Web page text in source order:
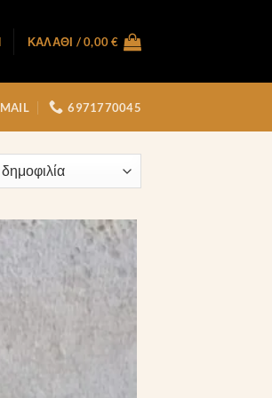
ΚΑΛΆΘΙ /0,00€
6971770045
Πρόσθήκη
στην λίστα